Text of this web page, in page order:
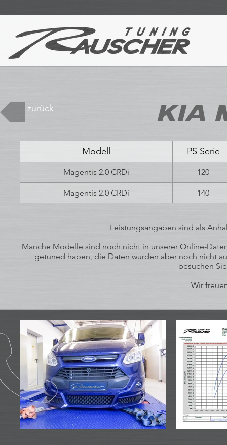
KIA
Modell PS Serie
Magentis 2.0 CRDi 120
Magentis 2.0 CRDi 140
Leistungsangaben sind als
Manche Modelle sind noch nicht in unserer Online-
getuned haben, die Daten wurden aber noch nicht
besuchen
Wir
zurück